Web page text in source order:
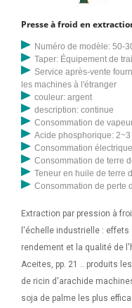
Presse à froid en
Numéro de modèle: 50-
Taper: Équipement de
Service après-vente
les machines à l'étranger
couleur: argent
description: continue
Consommation de
Acide phosphorique:
Consommation
Consommation de terre
Teneur en huile de terre
Consommation de perte
Extraction par pression à
l'échelle industrielle :
rendement et la qualité de
Aceites, pp. 21 .. produits
de ricin d'arachide
soja de palme les plus